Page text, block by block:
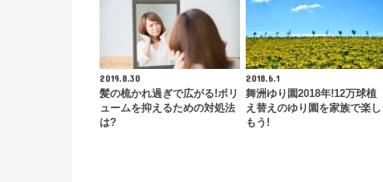
2019.8.30
髪の梳かれ過ぎで広がる!ボリ
ュームを抑えるための対処法
は?
2018.6.1
舞洲ゆり園2018年!12万球植
え替えのゆり園を家族で楽し
もう!